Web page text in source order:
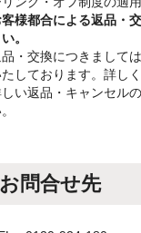
様都合による返品・
。
・交換につきまして
しております。詳し
い返品・キャンセル
お問合せ先